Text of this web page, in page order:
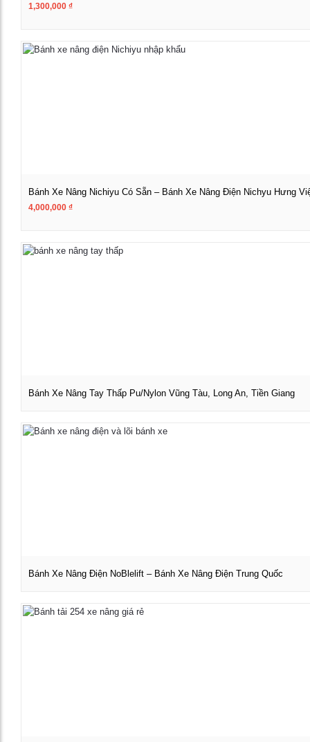
Được xếp
hạng
1,300,000 ₫
Bánh Xe Nâng Nichiyu Có Sẵn – Bánh Xe Nâng Điện Nichyu Hưng
4,000,000 ₫
Bánh Xe Nâng Tay Thấp Pu/Nylon Vũng Tàu, Long An, Tiền Giang
Bánh Xe Nâng Điện NoBlelift – Bánh Xe Nâng Điện Trung Quốc